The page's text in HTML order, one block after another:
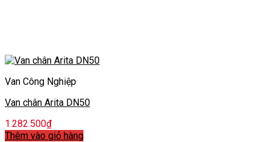
Van Công Nghiệp
Van chân Arita DN50
1.282.500₫
Thêm vào giỏ hàng